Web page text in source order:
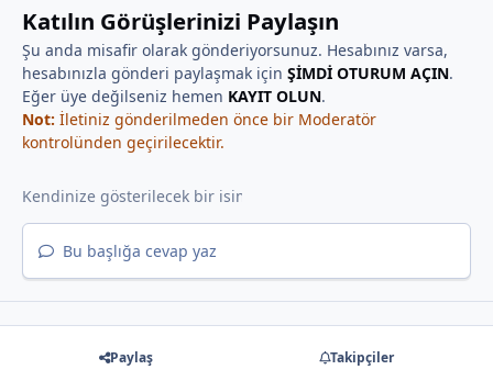
Katılın Görüşlerinizi Paylaşın
Şu anda misafir olarak gönderiyorsunuz. Hesabınız varsa,
hesabınızla gönderi paylaşmak için ŞİMDİ OTURUM AÇIN.
Eğer üye değilseniz hemen KAYIT OLUN.
Not: İletiniz gönderilmeden önce bir Moderatör
kontrolünden geçirilecektir.
Bu başlığa cevap yaz
Paylaş Takipçiler